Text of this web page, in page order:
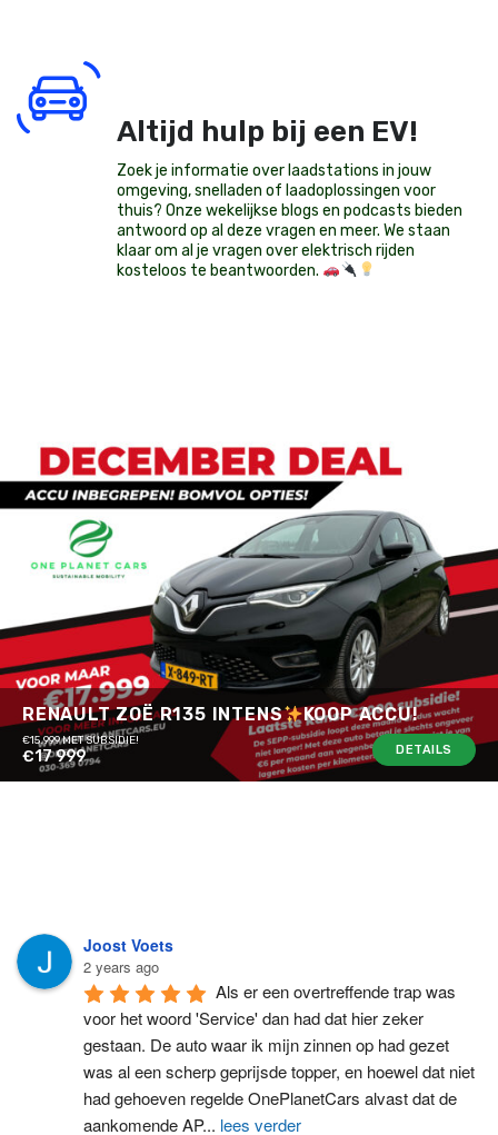
Altijd hulp bij een EV!
Zoek je informatie over laadstations in jouw
omgeving, snelladen of laadoplossingen voor
thuis? Onze wekelijkse blogs en podcasts bieden
antwoord op al deze vragen en meer. We staan
klaar om al je vragen over elektrisch rijden
kosteloos te beantwoorden.
RENAULT ZOË R135 INTENS KOOP ACCU!
€15.999 MET SUBSIDIE!
€17 999 DETAILS
Joost Voets
2 years ago
Als er een overtreffende trap was
voor het woord 'Service' dan had dat hier zeker
gestaan. De auto waar ik mijn zinnen op had gezet
was al een scherp geprijsde topper, en hoewel dat niet
had gehoeven regelde OnePlanetCars alvast dat de
aankomende AP... lees verder